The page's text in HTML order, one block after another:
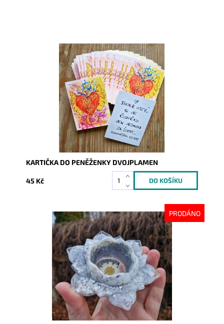
Dostupnost:
Skladem
9924
KARTIČKA DO PENĚŽENKY DVOJPLAMEN
45 Kč
PRODÁNO
Dostupnost:
Vyprodáno
10028